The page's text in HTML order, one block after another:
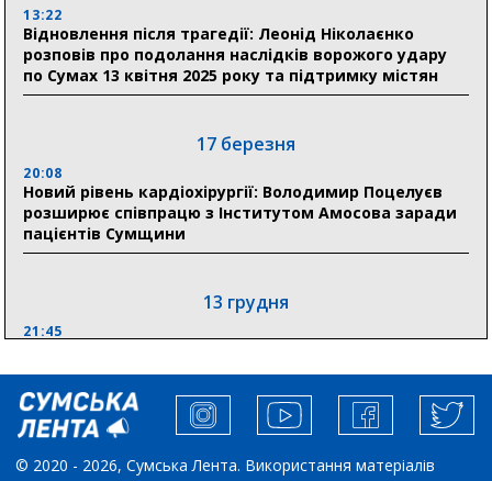
30 липня
19:38
Сумська клінічна лікарня Святого Пантелеймона
Олексій Романько долучився до обговорення Плану
стійкості Сумщини з Прем’єр-міністром
13:22
Відновлення після трагедії: Леонід Ніколаєнко
розповів про подолання наслідків ворожого удару
по Сумах 13 квітня 2025 року та підтримку містян
17 березня
20:08
Новий рівень кардіохірургії: Володимир Поцелуєв
розширює співпрацю з Інститутом Амосова заради
пацієнтів Сумщини
13 грудня
21:45
збільшити завантаження стратегічних українських
виробників”, – нардеп Максим Гузенко
04 листопада
© 2020 - 2026, Сумська Лента. Використання матеріалів